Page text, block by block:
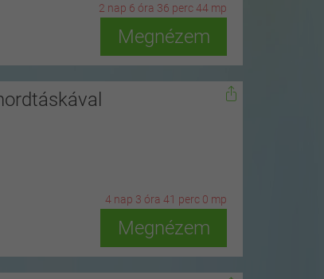
2 nap 6 óra 36 perc42 mp
Megnézem
4n ap3ó ra40p erc58 mp
Megnézem